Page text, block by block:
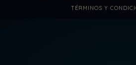
TÉRMINOS Y